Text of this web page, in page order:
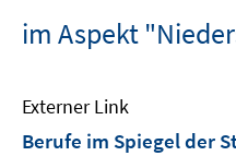
im Aspekt
Externer Link
Berufe im Spiegel der